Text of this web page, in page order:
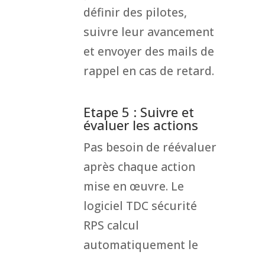
définir des pilotes,
suivre leur avancement
et envoyer des mails de
rappel en cas de retard.
Etape 5 : Suivre et
évaluer les actions
Pas besoin de réévaluer
après chaque action
mise en œuvre. Le
logiciel TDC sécurité
RPS calcul
automatiquement le